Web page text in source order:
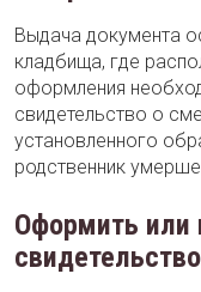
Выдача документа
кладбища, где
оформления
свидетельство о
установленного
родственник
Оформить или